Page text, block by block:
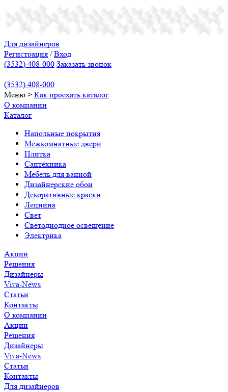
Для дизайнеров
Регистрация /Вход
(3532) 408-000 Заказать звонок
(3532) 408-000
Меню > Как проехать каталог
О компании
Каталог
Напольные покрытия
Межкомнатные двери
Плитка
Сантехника
Мебель для ванной
Дизайнерские обои
Декоративные краски
Лепнина
Свет
Светодиодное освещение
Электрика
Акции
Решения
Дизайнеры
Viva-News
Статьи
Контакты
О компании
Акции
Решения
Дизайнеры
Viva-News
Статьи
Контакты
Для дизайнеров